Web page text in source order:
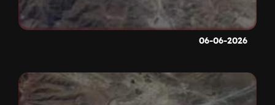
06-06-2026